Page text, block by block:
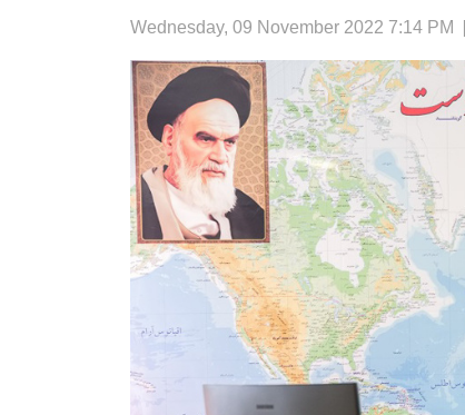
Wednesday, 09 November 2022 7:14 PM